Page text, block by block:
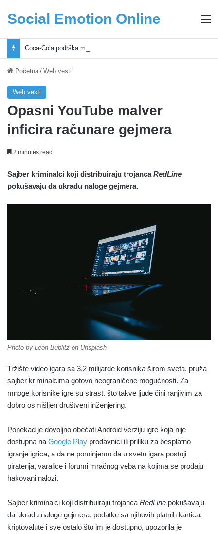
Social Emotion Online
Početna / Web vesti
Web vesti
Opasni YouTube malver
inficira računare gejmera
2 minutes read
Sajber kriminalci koji distribuiraju trojancaRedLine
pokušavaju da ukradu naloge gejmera.
Photo by Leon Bublitz on Unsplash
Tržište video igara sa 3,2 milijarde korisnika širom sveta, pruža
sajber kriminalcima gotovo neograničene mogućnosti. Za
mnoge korisnike igre su strast, što takve ljude čini ranjivim za
dobro osmišljen društveni inženjering.
Ponekad je dovoljno obećati Android verziju igre koja nije
dostupna na Google Play prodavnici ili priliku za besplatno
igranje igrica, a da ne pominjemo da u svetu igara postoji
piraterija, varalice i forumi mračnog veba na kojima se prodaju
hakovani nalozi.
Sajber kriminalci koji distribuiraju trojanca RedLine pokušavaju
da ukradu naloge gejmera, podatke sa njihovih platnih kartica,
kriptovalute i sve ostalo što im je dostupno, upozorila je